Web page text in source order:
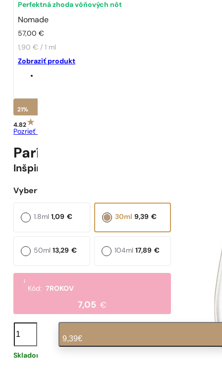
Perfektná zhoda vôňových nôt
Nomade
57,00€
1,90 € / 1 ml
Zobraziť produkt
21%
4.82
Pozrieť recenzie
Parížske Parfumy N° 70 -
Inšpirované
Vyberte objem:
1,09 €
1.8ml 9,39 €
30ml
13,29 €
50ml 17,89 €
104ml
i
Kód:7ROKOV
7,05 €
množstvo
N°
70
9,39€
Skladom